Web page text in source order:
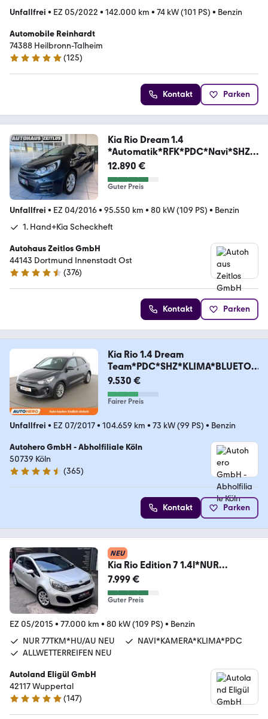
Unfallfrei • EZ 05/2022 • 142.000 km • 74 kW (101 PS) • Benzin
Automobile Reinhardt
74388 Heilbronn-Talheim
5 Sterne
(125)
Kontakt Parken
Kia Rio Dream 1.4
*Automatik*RFK*PDC*Navi*SHZ*
LHZ*
12.890 €
Guter Preis
Unfallfrei • EZ 04/2016• 95.550 km • 80 kW (109 PS) • Benzin
1. Hand+Kia Scheckheft
Autohaus Zeitlos GmbH
44143 Dortmund Innenstadt Ost
4.7 Sterne
(376)
Kontakt Parken
Kia Rio 1.4 Dream
Team*PDC*SHZ*KLIMA*BLUETO
OTH*
9.530 €
Fairer Preis
Unfallfrei • EZ 07/2017• 104.659 km • 73 kW (99 PS) • Benzin
Autohero GmbH - Abholfiliale Köln
50739 Köln
4.6 Sterne
(365)
Kontakt Parken
NEU
Kia Rio Edition 7 1.4l*NUR
77TKM*NAVI*KAMERA*KLIMA*
7.999 €
Guter Preis
EZ 05/2015 • 77.000 km • 80 kW (109 PS) • Benzin
NUR 77TKM*HU/AU NEU
NAVI*KAMERA*KLIMA*PDC
ALLWETTERREIFEN NEU
Autoland Eligül GmbH
42117 Wuppertal
4.9 Sterne
(147)